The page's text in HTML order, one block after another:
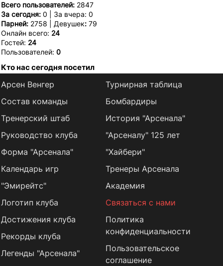
Всего пользователей: 2847
За сегодня: 0 | За вчера: 0
Парней: 2758 | Девушек: 79
Онлайн всего: 24
Гостей: 24
Пользователей: 0
Кто нас сегодня посетил
Арсен Венгер
Состав команды
Тренерский штаб
Руководство клуба
Форма "Арсенала"
Календарь игр
Турнирная таблица
Бомбардиры
История "Арсенала"
"Арсеналу" 125 лет
"Хайбери"
Тренеры Арсенала
"Эмирейтс"
Логотип клуба
Достижения клуба
Рекорды клуба
Легенды "Арсенала"
Академия
Связаться с нами
Политика
конфиденциальности
Пользовательское
соглашение